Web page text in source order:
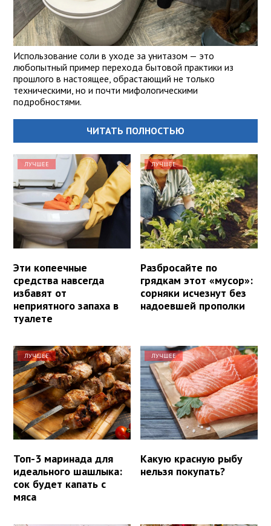
Использование соли в уходе за унитазом — это
любопытный пример перехода бытовой практики из
прошлого в настоящее, обрастающий не только
техническими, но и почти мифологическими
подробностями.
ЧИТАТЬ ПОЛНОСТЬЮ
ЛУЧШЕЕ
Эти копеечные
средства навсегда
избавят от
неприятного запаха в
туалете
ЛУЧШЕЕ
Разбросайте по
грядкам этот «мусор»:
сорняки исчезнут без
надоевшей прополки
ЛУЧШЕЕ
Топ-3 маринада для
идеального шашлыка:
сок будет капать с
мяса
ЛУЧШЕЕ
Какую красную рыбу
нельзя покупать?